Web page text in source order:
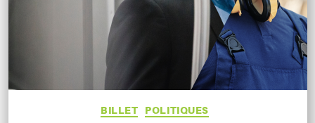
Catégories
BILLET POLITIQUES